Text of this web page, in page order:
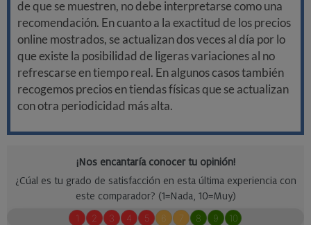
de que se muestren, no debe interpretarse como una
recomendación. En cuanto a la exactitud de los precios
online mostrados, se actualizan dos veces al día por lo
que existe la posibilidad de ligeras variaciones al no
refrescarse en tiempo real. En algunos casos también
recogemos precios en tiendas físicas que se actualizan
con otra periodicidad más alta.